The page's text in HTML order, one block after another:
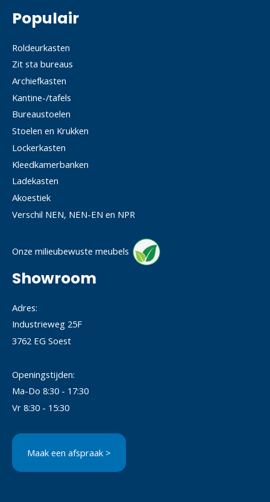
Populair
Roldeurkasten
Zit sta bureaus
Archiefkasten
Kantine-/tafels
Bureaustoelen
Stoelen en Krukken
Lockerkasten
Kleedkamerbanken
Ladekasten
Akoestiek
Verschil NEN, NEN-EN en NPR
Onze milieubewuste meubels
Showroom
Adres:
Industrieweg 25F
3762 EG Soest
Openingstijden:
Ma-Do 8:30 - 17:30
Vr 8:30 - 15:30
Maak een afspraak >